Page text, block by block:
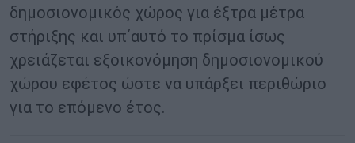
δημοσιονομικός χώρος για έξτρα μέτρα
στήριξης και υπ΄αυτό το πρίσμα ίσως
χρειάζεται εξοικονόμηση δημοσιονομικού
χώρου εφέτος ώστε να υπάρξει περιθώριο
για το επόμενο έτος.